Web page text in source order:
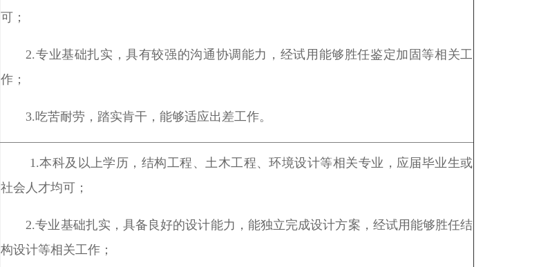
可；
2.专业基础扎实，具有较强的沟通协调能力，经试用能够胜任鉴定加固等相关工
作；
3.吃苦耐劳，踏实肯干，能够适应出差工作。
1.本科及以上学历，结构工程、土木工程、环境设计等相关专业，应届毕业生或
社会人才均可；
2.专业基础扎实，具备良好的设计能力，能独立完成设计方案，经试用能够胜任结
构设计等相关工作；